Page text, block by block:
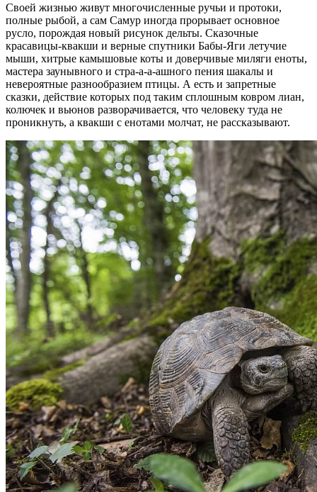
Своей жизнью живут многочисленные ручьи и протоки,
полные рыбой, а сам Самур иногда прорывает основное
русло, порождая новый рисунок дельты. Сказочные
красавицы-квакши и верные спутники Бабы-Яги летучие
мыши, хитрые камышовые коты и доверчивые миляги еноты,
мастера заунывного и стра-а-а-ашного пения шакалы и
невероятные разнообразием птицы. А есть и запретные
сказки, действие которых под таким сплошным ковром лиан,
колючек и вьюнов разворачивается, что человеку туда не
проникнуть, а квакши с енотами молчат, не рассказывают.